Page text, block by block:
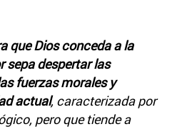
que Dios conceda a la
sepa despertar las
fuerzas morales y
actual, caracterizada por
pero que tiende a